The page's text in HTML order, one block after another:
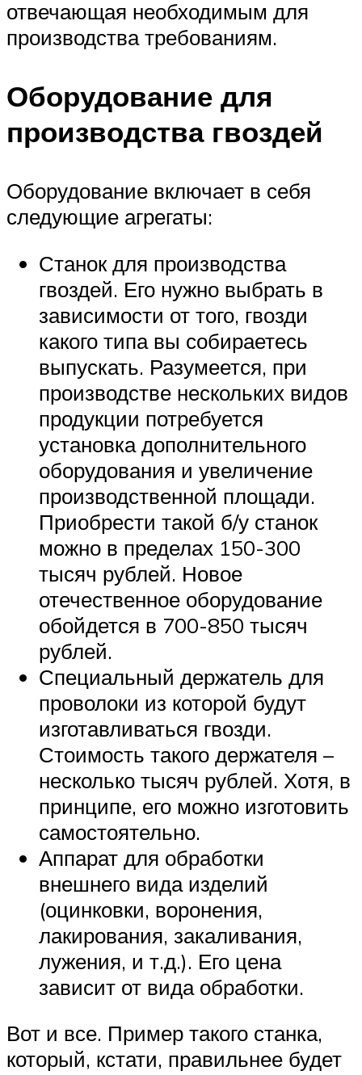
отвечающая необходимым для
производства требованиям.
Оборудование для
производства гвоздей
Оборудование включает в себя
следующие агрегаты:
Станок для производства
гвоздей. Его нужно выбрать в
зависимости от того, гвозди
какого типа вы собираетесь
выпускать. Разумеется, при
производстве нескольких видов
продукции потребуется
установка дополнительного
оборудования и увеличение
производственной площади.
Приобрести такой б/у станок
можно в пределах 150-300
тысяч рублей. Новое
отечественное оборудование
обойдется в 700-850 тысяч
рублей.
Специальный держатель для
проволоки из которой будут
изготавливаться гвозди.
Стоимость такого держателя –
несколько тысяч рублей. Хотя, в
принципе, его можно изготовить
самостоятельно.
Аппарат для обработки
внешнего вида изделий
(оцинковки, воронения,
лакирования, закаливания,
лужения, и т.д.). Его цена
зависит от вида обработки.
Вот и все. Пример такого станка,
который, кстати, правильнее будет